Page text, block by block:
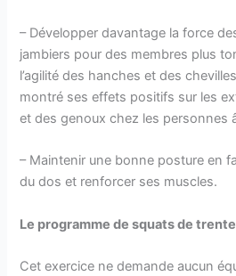
– Développer davantage la force
jambiers pour des membres plus
l’agilité des hanches et des
montré ses effets positifs sur les
et des genoux chez les personnes
– Maintenir une bonne posture en
du dos et renforcer ses muscles.
Le programme de squats de
Cet exercice ne demande aucun